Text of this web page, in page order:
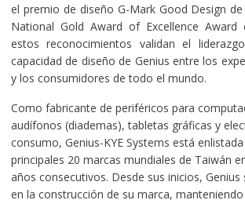
el premio de diseño G-Mark Good Design
National Gold Award of Excellence Award
estos reconocimientos validan el
capacidad de diseño de Genius entre los
y los consumidores de todo el mundo.
Como fabricante de periféricos para
audífonos (diademas), tabletas gráficas y
consumo, Genius-KYE Systems está
principales 20 marcas mundiales de Taiwán
años consecutivos. Desde sus inicios,
en la construcción de su marca,